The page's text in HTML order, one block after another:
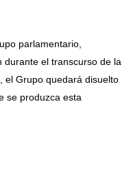
parlamentario,
durante el transcurso de la
el Grupo quedará disuelto
se produzca esta